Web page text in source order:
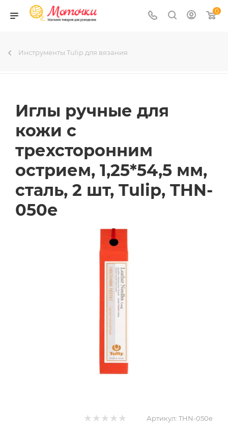
0
Инструменты Tulip для вязания
Иглы ручные для
кожи с
трехсторонним
острием, 1,25*54,5 мм,
сталь, 2 шт, Tulip, THN-
050e
Артикул: THN-050e